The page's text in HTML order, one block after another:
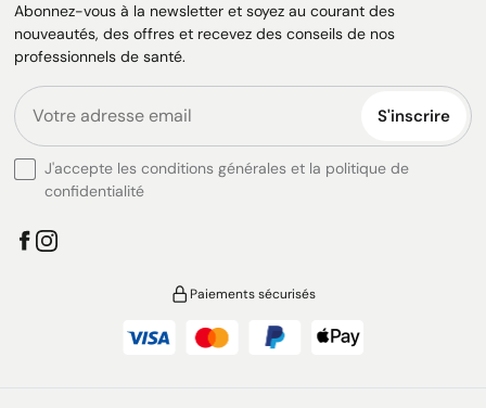
Abonnez-vous à la newsletter et soyez au courant des
nouveautés, des offres et recevez des conseils de nos
professionnels de santé.
S'inscrire
J'accepte les conditions générales et la politique de
confidentialité
Paiements sécurisés